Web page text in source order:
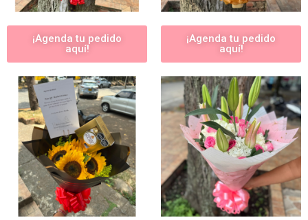
¡Agenda tu pedido
aquí!
¡Agenda tu pedido
aquí!